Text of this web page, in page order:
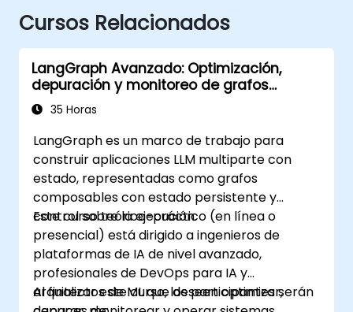
Cursos Relacionados
LangGraph Avanzado: Optimización,
depuración y monitoreo de grafos
complejos
35 Horas
LangGraph es un marco de trabajo para
construir aplicaciones LLM multiparte con
estado, representadas como grafos
composables con estado persistente y
control sobre la ejecución.
Este curso teórico-práctico (en línea o
presencial) está dirigido a ingenieros de
plataformas de IA de nivel avanzado,
profesionales de DevOps para IA y
arquitectos de ML que deseen optimizar,
Al finalizar este curso, los participantes serán